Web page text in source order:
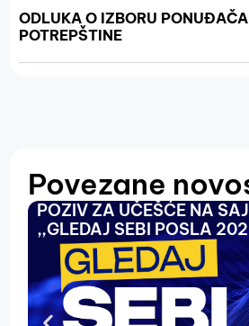
ODLUKA O IZBORU
POTREPŠTINE
Povezane
POZIV ZA UČEŠĆE NA
,,GLEDAJ SEBI POSLA